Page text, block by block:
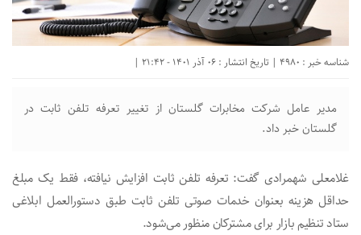
شناسه خبر : 4980 | تاریخ انتشار : 06 آذر 1401 - 21:42 |
مدیر عامل شرکت مخابرات گلستان از تغییر تعرفه تلفن ثابت در
گلستان خبر داد.
غلامعلی شهمرادی گفت: تعرفه تلفن ثابت افزایش نیافته، فقط یک مبلغ
حداقل هزینه بعنوان خدمات صوتی تلفن ثابت طبق دستورالعمل ابلاغی
ستاد تنظیم بازار برای مشترکان منظور می‌شود.